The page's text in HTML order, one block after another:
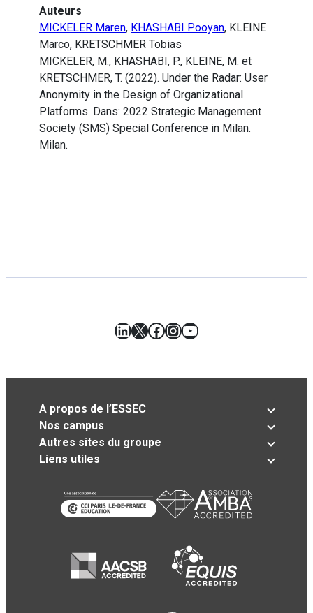
Auteurs
MICKELER Maren, KHASHABI Pooyan, KLEINE
Marco, KRETSCHMER Tobias
MICKELER, M., KHASHABI, P., KLEINE, M. et
KRETSCHMER, T. (2022). Under the Radar: User
Anonymity in the Design of Organizational
Platforms. Dans: 2022 Strategic Management
Society (SMS) Special Conference in Milan.
Milan.
LinkedIn
X Facebook
Instagram
YouTube
A propos de l’ESSEC
Nos campus
Autres sites du groupe
Liens utiles